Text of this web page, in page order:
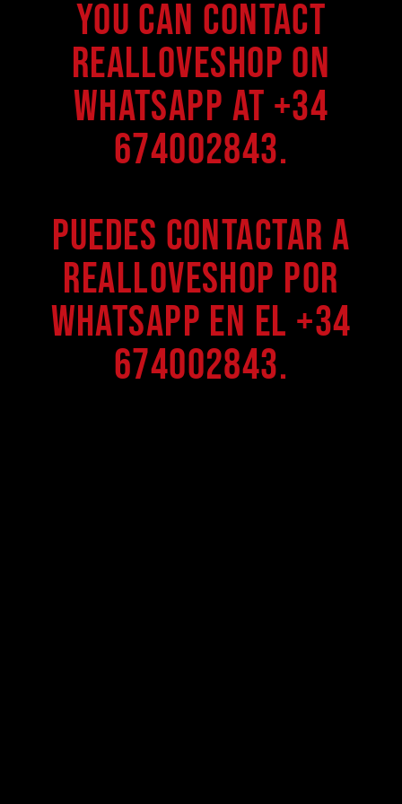
You can contact
Realloveshop on
WhatsApp at +34
674002843.
Puedes contactar a
Realloveshop por
WhatsApp en el +34
674002843.